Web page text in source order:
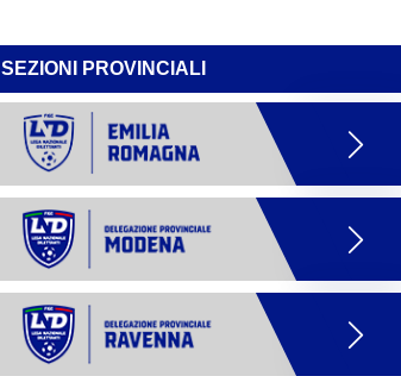
SEZIONI PROVINCIALI